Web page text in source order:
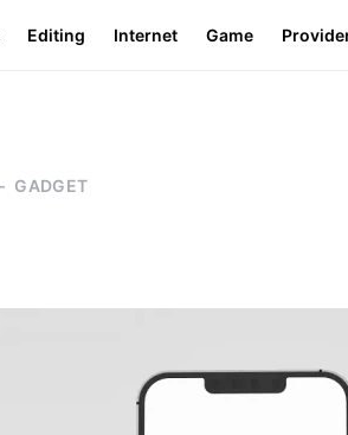
Editing Internet Game
GADGET